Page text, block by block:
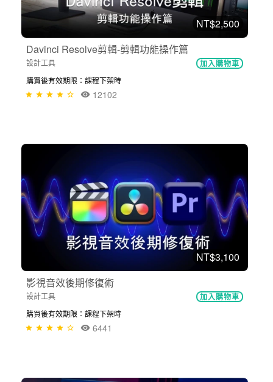
NT$2,500
Davinci Resolve剪輯-剪輯功能操作篇
設計工具 加入購物車
購買後有效期限：課程下架時
12102
NT$3,100
影視音效後期修復術
設計工具 加入購物車
購買後有效期限：課程下架時
6441